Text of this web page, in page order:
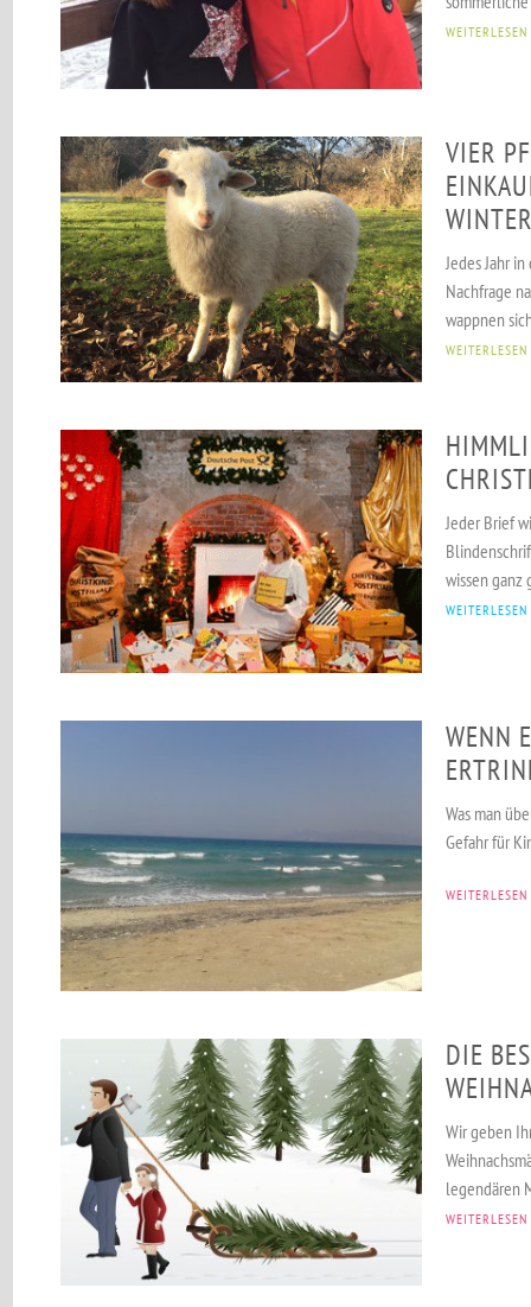
WEITERLESEN
VIER
Jedes Jahr
Nachfrage
wappnen
WEITERLESEN
Jeder Brief
wissen ganz
WEITERLESEN
WENN
Was man
Gefahr für
WEITERLESEN
DIE
Wir geben
legendären
WEITERLESEN